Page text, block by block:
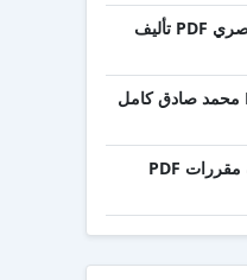
تحميل كتاب الأمير العصري PDF تأليف
تحميل رواية إذما PDF محمد صادق كامل
تحميل كتاب علم البيئة مقررات PDF